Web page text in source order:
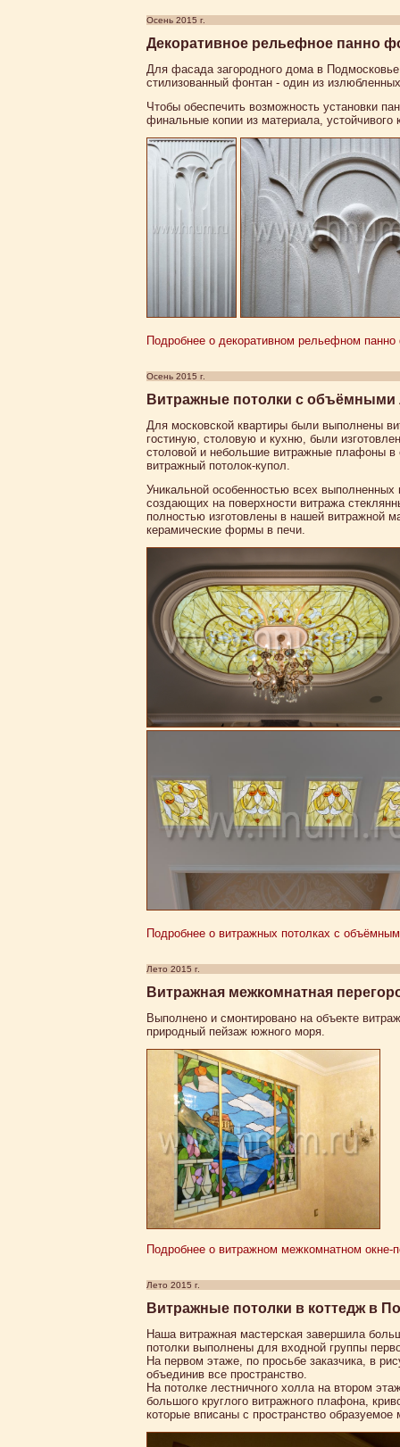
Осень 2015 г.
Декоративное рельефное панно
Для фасада загородного дома в
стилизованный фонтан - один из
Чтобы обеспечить возможность установки
финальные копии из материала,
Подробнее о декоративном рельефном
Осень 2015 г.
Витражные потолки с объёмными
Для московской квартиры были выполнены
гостиную, столовую и кухню, были
столовой и небольшие витражные плафоны в
витражный потолок-купол.
Уникальной особенностью всех
создающих на поверхности витража
полностью изготовлены в нашей витражной
керамические формы в печи.
Подробнее о витражных потолках с
Лето 2015 г.
Витражная межкомнатная
Выполнено и смонтировано на объекте
природный пейзаж южного моря.
Подробнее о витражном межкомнатном окне-
Лето 2015 г.
Витражные потолки в коттедж в
Наша витражная мастерская завершила
потолки выполнены для входной группы
На первом этаже, по просьбе заказчика, в
объединив все пространство.
На потолке лестничного холла на втором
большого круглого витражного плафона,
которые вписаны с пространство